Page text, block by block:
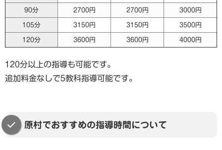
90分 2700円 2700円 3000円
105分 3150円 3150円 3500円
120分 3600円 3600円 4000円
120分以上の指導も可能です。
追加料金なしで5教科指導可能です。
原村でおすすめの指導時間について